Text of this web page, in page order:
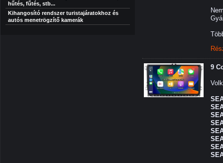
hűtés, fűtés, stb...
Kihangosító rendszer turistajáratokhoz és
autós menetrögzítő kamerák
9